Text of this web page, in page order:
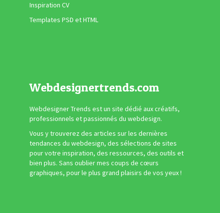
Inspiration CV
Templates PSD et HTML
Webdesignertrends.com
Webdesigner Trends est un site dédié aux créatifs,
professionnels et passionnés du webdesign.
Vous y trouverez des articles sur les dernières
tendances du webdesign, des sélections de sites
pour votre inspiration, des ressources, des outils et
bien plus. Sans oublier mes coups de cœurs
graphiques, pour le plus grand plaisirs de vos yeux !